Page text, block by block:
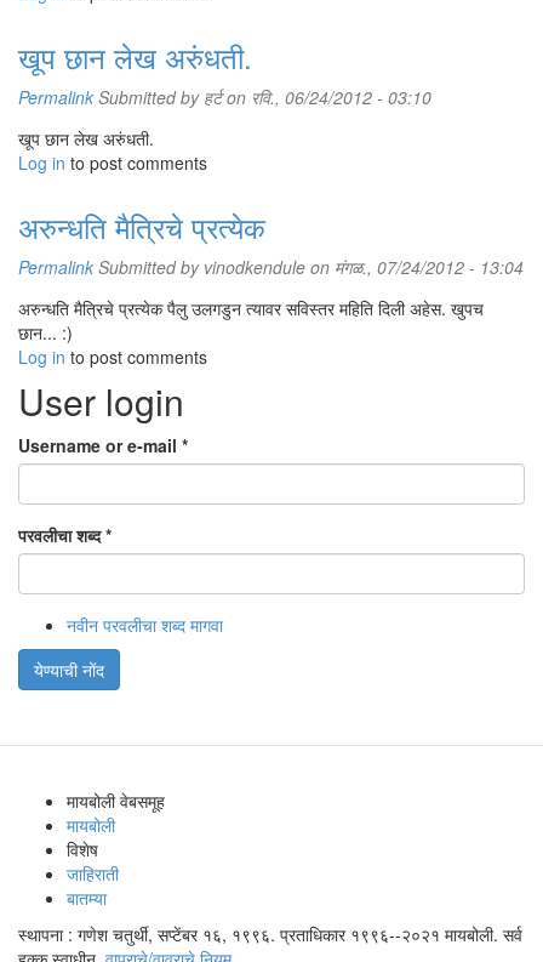
खूप छान लेख अरुंधती.
Permalink Submitted by हर्टon रवि., 06/24/2012 - 03:10
खूप छान लेख अरुंधती.
Log in to post comments
अरुन्धति मैत्रिचे प्रत्येक
Permalink Submitted by vinodkendule on मंगळ., 07/24/2012 - 13:04
अरुन्धति मैत्रिचे प्रत्येक पैलु उलगडुन त्यावर सविस्तर महिति दिली अहेस. खुपच
छान... :)
Log in to post comments
User login
Username or e-mail *
परवलीचा शब्द*
नवीन परवलीचा शब्द मागवा
येण्याची नोंद
मायबोली वेबसमूह
मायबोली
विशेष
जाहिराती
बातम्या
स्थापना : गणेश चतुर्थी, सप्टेंबर १६, १९९६. प्रताधिकार १९९६--२०२१ मायबोली. सर्व